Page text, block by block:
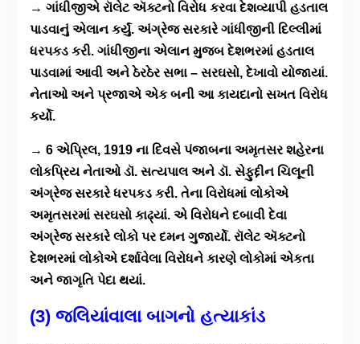
→ ગાંધીજીએ રૉલેટ ઍક્ટનો વિરોધ કરવા દેશવ્યાપી હડતાલ
પાડવાનું એલાન કર્યું. અંગ્રેજ સરકારે ગાંધીજીની દિલ્લીમાં
ધરપકડ કરી. ગાંધીજીના એલાન મુજબ દેશભરમાં હડતાલ
પાડવામાં આવી અને ઠેરઠેર સભા – સરઘસો, દેખાવો યોજાયાં.
નેતાઓ અને પ્રજાએ એક બની આ કાયદાનો સખત વિરોધ
કર્યો.
→ 6 એપ્રિલ, 1919 ના દિવસે પંજાબના અમૃતસર શહેરના
લોકપ્રિય નેતાઓ ડૉ. સત્યપાલ અને ડૉ. સેફુદ્દીન ચિલૂની
અંગ્રેજ સરકારે ધરપકડ કરી. તેના વિરોધમાં લોકોએ
અમૃતસરમાં સરઘસો કાઢ્યાં. એ વિરોધને દબાવી દેવા
અંગ્રેજ સરકારે લોકો પર દમન ગુજાર્યો. રૉલેટ ઍક્ટનો
દેશભરમાં લોકોએ દર્શાવેલા વિરોધને કારણે લોકોમાં એકતા
અને જાગૃતિ પેદા થયાં.
(3) જલિયાંવાલા બાગનો હત્યાકાંડ